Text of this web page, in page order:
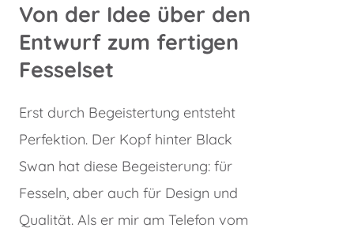
Von der Idee über den
Entwurf zum fertigen
Fesselset
Erst durch Begeistertung entsteht
Perfektion. Der Kopf hinter Black
Swan hat diese Begeisterung: für
Fesseln, aber auch für Design und
Qualität. Als er mir am Telefon vom